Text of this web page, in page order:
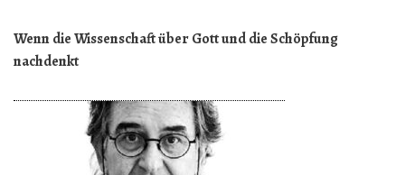
Wenn die Wissenschaft über Gott und die Schöpfung
nachdenkt